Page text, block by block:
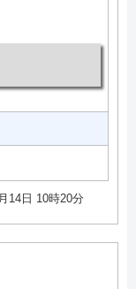
14日 10時20分